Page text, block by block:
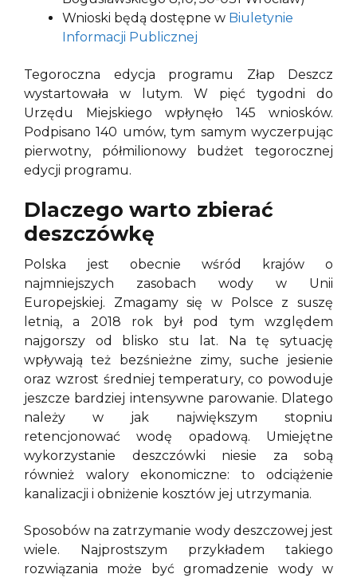
Wnioski będą dostępne w Biuletynie
Informacji Publicznej
Tegoroczna edycja programu Złap Deszcz
wystartowała w lutym. W pięć tygodni do
Urzędu Miejskiego wpłynęło 145 wniosków.
Podpisano 140 umów, tym samym wyczerpując
pierwotny, półmilionowy budżet tegorocznej
edycji programu.
Dlaczego warto zbierać
deszczówkę
Polska jest obecnie wśród krajów o
najmniejszych zasobach wody w Unii
Europejskiej. Zmagamy się w Polsce z suszę
letnią, a 2018 rok był pod tym względem
najgorszy od blisko stu lat. Na tę sytuację
wpływają też bezśnieżne zimy, suche jesienie
oraz wzrost średniej temperatury, co powoduje
jeszcze bardziej intensywne parowanie. Dlatego
należy w jak największym stopniu
retencjonować wodę opadową. Umiejętne
wykorzystanie deszczówki niesie za sobą
również walory ekonomiczne: to odciążenie
kanalizacji i obniżenie kosztów jej utrzymania.
Sposobów na zatrzymanie wody deszczowej jest
wiele. Najprostszym przykładem takiego
rozwiązania może być gromadzenie wody w